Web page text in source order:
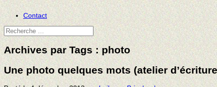
Contact
Archives par Tags :photo
Une photo quelques mots (atelier